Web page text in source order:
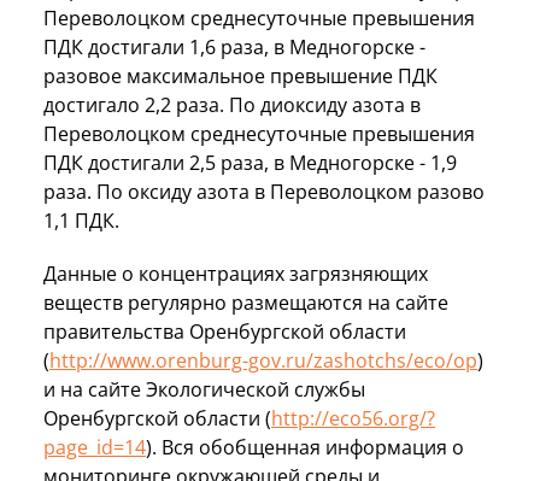
Переволоцком среднесуточные превышения
ПДК достигали 1,6 раза, в Медногорске -
разовое максимальное превышение ПДК
достигало 2,2 раза. По диоксиду азота в
Переволоцком среднесуточные превышения
ПДК достигали 2,5 раза, в Медногорске - 1,9
раза. По оксиду азота в Переволоцком разово
1,1 ПДК.
Данные о концентрациях загрязняющих
веществ регулярно размещаются на сайте
правительства Оренбургской области
(http://www.orenburg-gov.ru/zashotchs/eco/op)
и на сайте Экологической службы
Оренбургской области (http://eco56.org/?
page_id=14). Вся обобщенная информация о